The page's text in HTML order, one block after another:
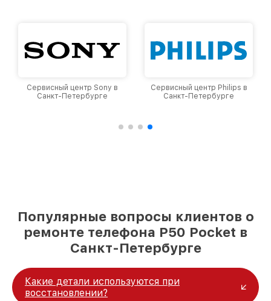
Сервисный центр Sony в
Санкт-Петербурге
Сервисный центр Philips в
Санкт-Петербурге
Популярные вопросы клиентов о
ремонте телефона P50 Pocket в
Санкт-Петербурге
Какие детали используются при
восстановлении?